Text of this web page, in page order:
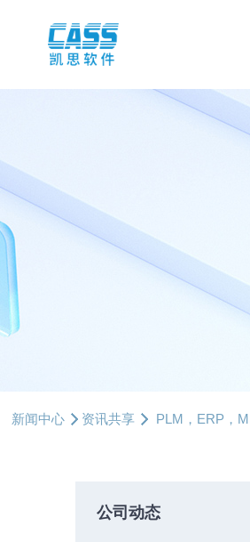
新闻中心 资讯共享 PLM，ERP，
公司动态